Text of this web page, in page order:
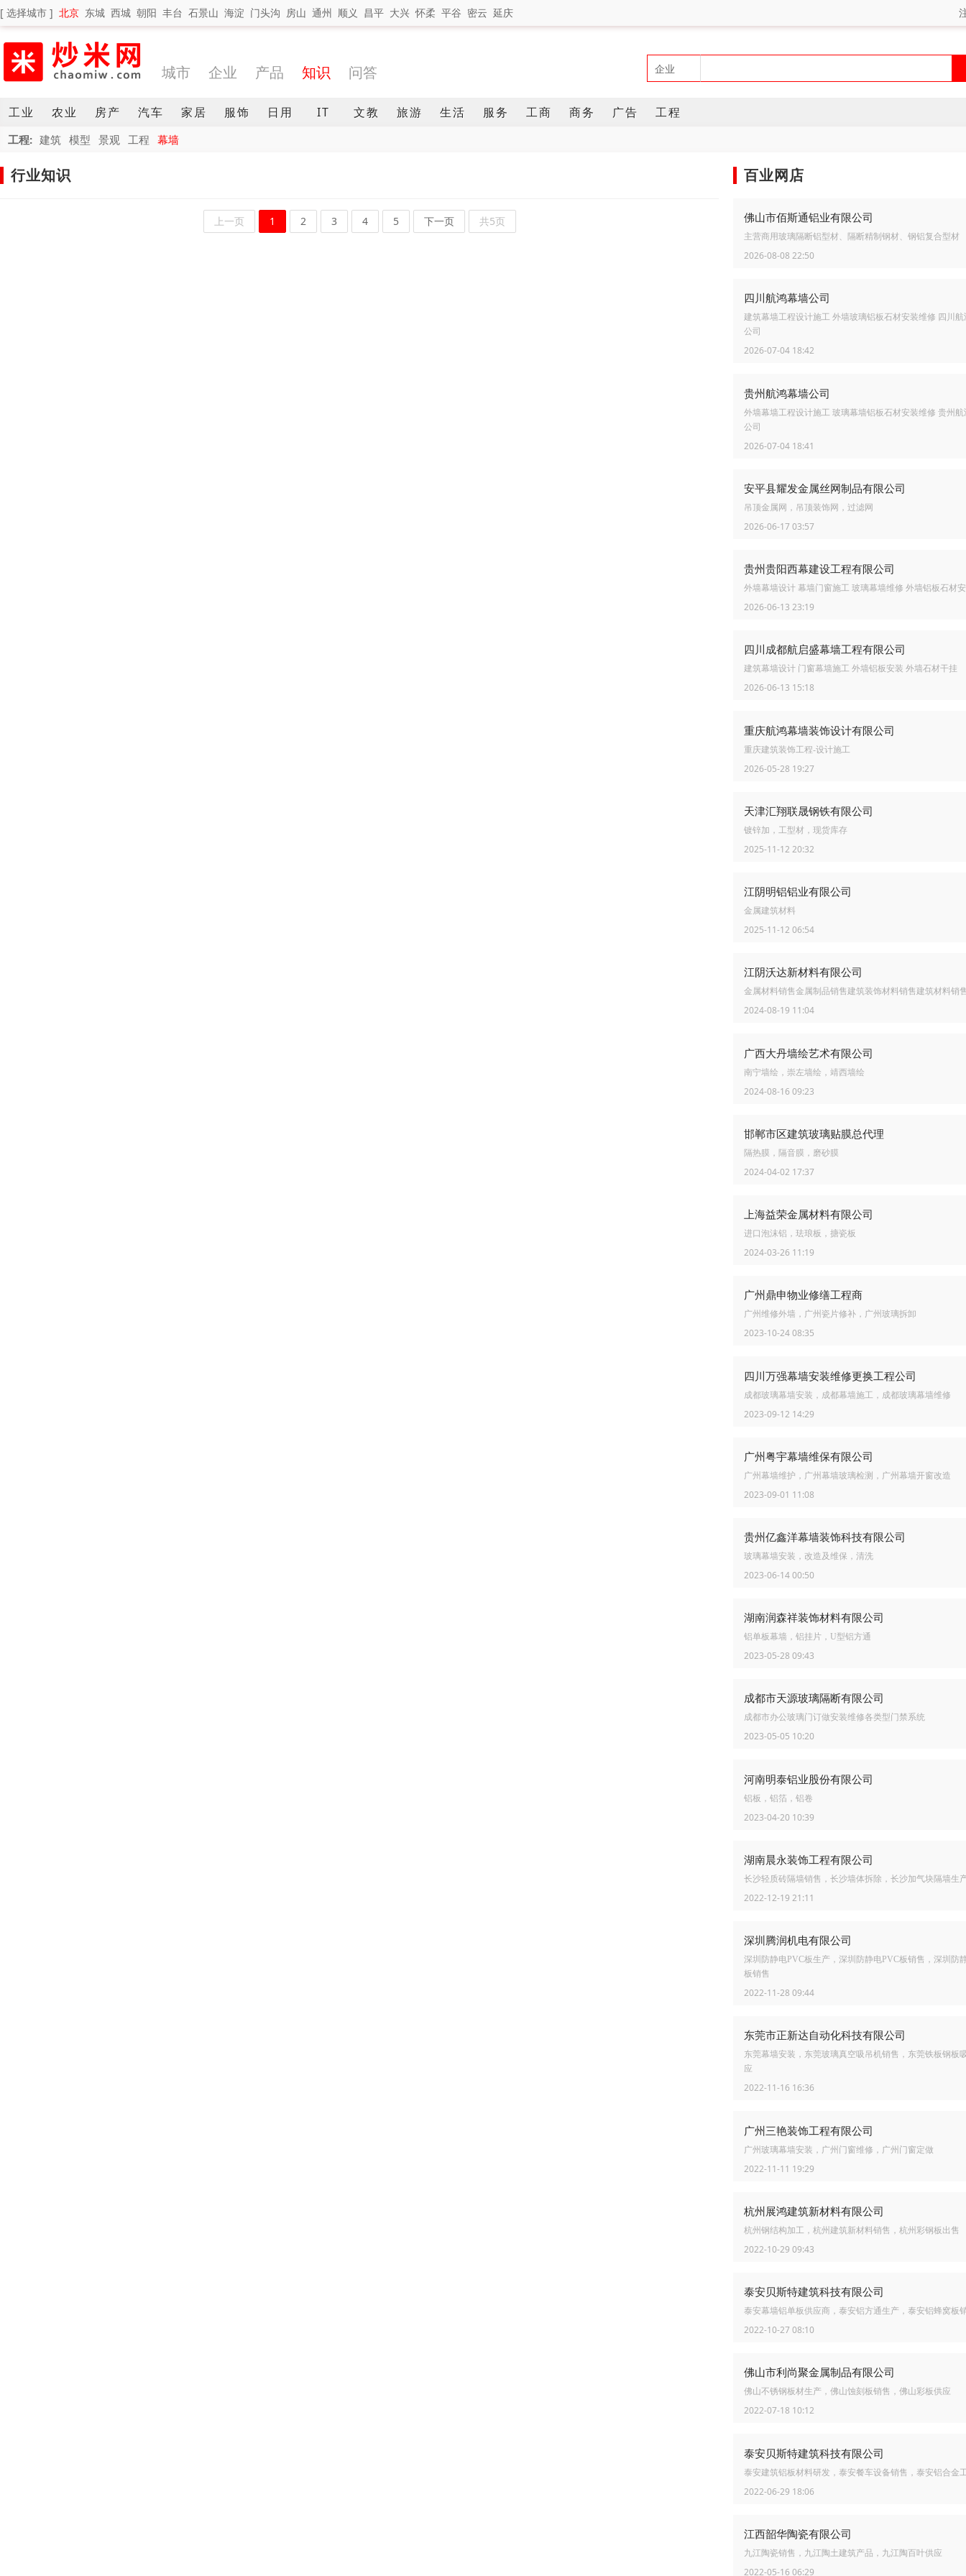
[ 选择城市 ] 北京 东城 西城 朝阳 丰台 石景山 海淀 门头沟 房山 通州 顺义 昌平 大兴 怀柔 平谷 密云 延庆
城市 企业 产品 知识 问答
工业 农业 房产 汽车 家居 服饰 日用 IT 文教 旅游 生活 服务 工商 商务 广告 工程
工程: 建筑 模型 景观 工程 幕墙
行业知识
上一页 1 2 3 4 5 下一页 共5页
百业网店
佛山市佰斯通铝业有限公司
主营商用玻璃隔断铝型材、隔断精制钢材、钢铝复合型材
2026-08-08 22:50
四川航鸿幕墙公司
建筑幕墙工程设计施工 外墙玻璃铝板石材安装维修 四川
公司
2026-07-04 18:42
贵州航鸿幕墙公司
外墙幕墙工程设计施工 玻璃幕墙铝板石材安装维修 贵州
公司
2026-07-04 18:41
安平县耀发金属丝网制品有限公司
吊顶金属网，吊顶装饰网，过滤网
2026-06-17 03:57
贵州贵阳西幕建设工程有限公司
外墙幕墙设计 幕墙门窗施工 玻璃幕墙维修 外墙铝板石材
2026-06-13 23:19
四川成都航启盛幕墙工程有限公司
建筑幕墙设计 门窗幕墙施工 外墙铝板安装 外墙石材干挂
2026-06-13 15:18
重庆航鸿幕墙装饰设计有限公司
重庆建筑装饰工程-设计施工
2026-05-28 19:27
天津汇翔联晟钢铁有限公司
镀锌加，工型材，现货库存
2025-11-12 20:32
江阴明铝铝业有限公司
金属建筑材料
2025-11-12 06:54
江阴沃达新材料有限公司
金属材料销售金属制品销售建筑装饰材料销售建筑材料销
2024-08-19 11:04
广西大丹墙绘艺术有限公司
南宁墙绘，崇左墙绘，靖西墙绘
2024-08-16 09:23
邯郸市区建筑玻璃贴膜总代理
隔热膜，隔音膜，磨砂膜
2024-04-02 17:37
上海益荣金属材料有限公司
进口泡沫铝，珐琅板，搪瓷板
2024-03-26 11:19
广州鼎申物业修缮工程商
广州维修外墙，广州瓷片修补，广州玻璃拆卸
2023-10-24 08:35
四川万强幕墙安装维修更换工程公司
成都玻璃幕墙安装，成都幕墙施工，成都玻璃幕墙维修
2023-09-12 14:29
广州粤宇幕墙维保有限公司
广州幕墙维护，广州幕墙玻璃检测，广州幕墙开窗改造
2023-09-01 11:08
贵州亿鑫洋幕墙装饰科技有限公司
玻璃幕墙安装，改造及维保，清洗
2023-06-14 00:50
湖南润森祥装饰材料有限公司
铝单板幕墙，铝挂片，U型铝方通
2023-05-28 09:43
成都市天源玻璃隔断有限公司
成都市办公玻璃门订做安装维修各类型门禁系统
2023-05-05 10:20
河南明泰铝业股份有限公司
铝板，铝箔，铝卷
2023-04-20 10:39
湖南晨永装饰工程有限公司
长沙轻质砖隔墙销售，长沙墙体拆除，长沙加气块隔墙生
2022-12-19 21:11
深圳腾润机电有限公司
深圳防静电PVC板生产，深圳防静电PVC板销售，深圳防
板销售
2022-11-28 09:44
东莞市正新达自动化科技有限公司
东莞幕墙安装，东莞玻璃真空吸吊机销售，东莞铁板钢板
应
2022-11-16 16:36
广州三艳装饰工程有限公司
广州玻璃幕墙安装，广州门窗维修，广州门窗定做
2022-11-11 19:29
杭州展鸿建筑新材料有限公司
杭州钢结构加工，杭州建筑新材料销售，杭州彩钢板出售
2022-10-29 09:43
泰安贝斯特建筑科技有限公司
泰安幕墙铝单板供应商，泰安铝方通生产，泰安铝蜂窝板
2022-10-27 08:10
佛山市利尚聚金属制品有限公司
佛山不锈钢板材生产，佛山蚀刻板销售，佛山彩板供应
2022-07-18 10:12
泰安贝斯特建筑科技有限公司
泰安建筑铝板材料研发，泰安餐车设备销售，泰安铝合金
2022-06-29 18:06
江西韶华陶瓷有限公司
九江陶瓷销售，九江陶土建筑产品，九江陶百叶供应
2022-05-16 06:29